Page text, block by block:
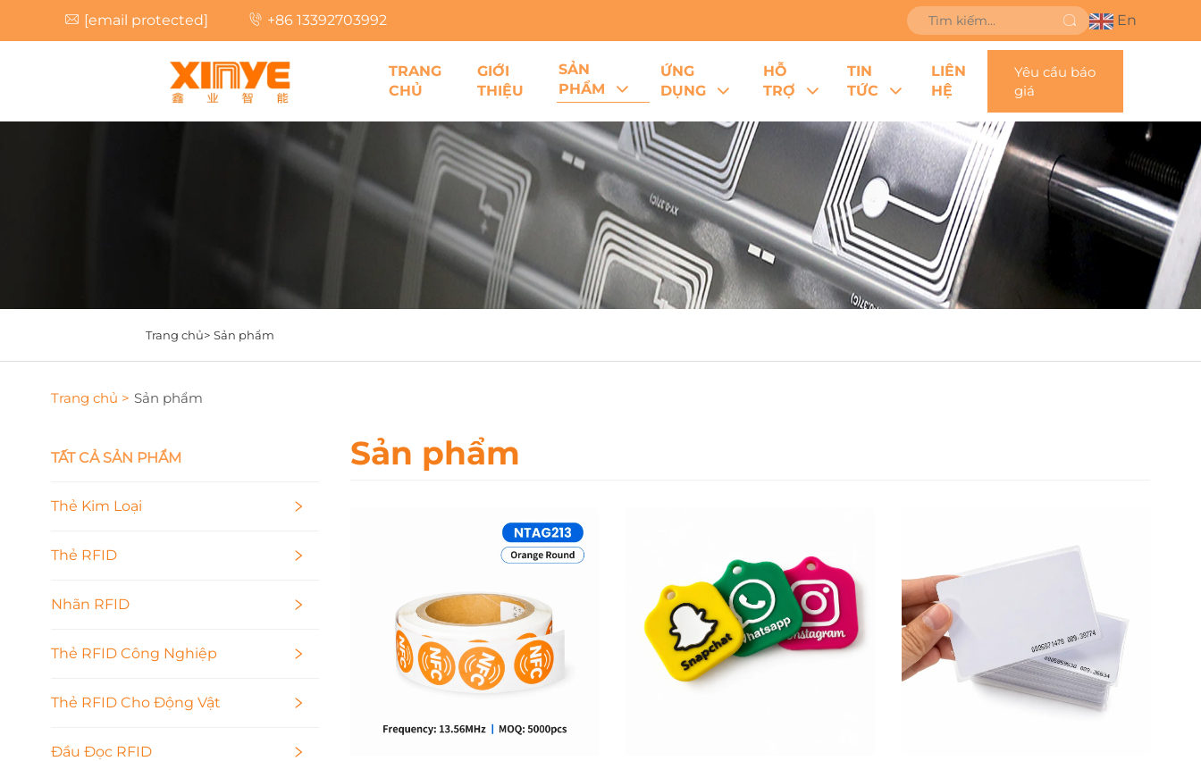
[email protected] +86 13392703992 En
TRANG
CHỦ
GIỚI
THIỆU
SẢN
PHẨM
ỨNG
DỤNG
HỖ
TRỢ
TIN
TỨC
LIÊN
HỆ
Yêu cầu báo
giá
Trang chủ> Sản phẩm
Trang chủ > Sản phẩm
TẤT CẢ SẢN PHẨM
Thẻ Kim Loại
Thẻ RFID
Nhãn RFID
Thẻ RFID Công Nghiệp
Thẻ RFID Cho Động Vật
Đầu Đọc RFID
Sản phẩm